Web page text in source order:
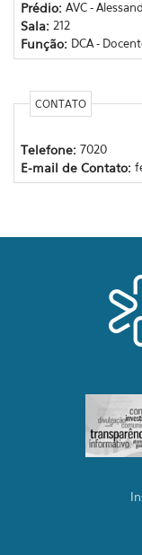
Prédio: AVC -
Sala: 212
Função: DCA -
CONTATO
Telefone: 7020
E-mail de Contato: